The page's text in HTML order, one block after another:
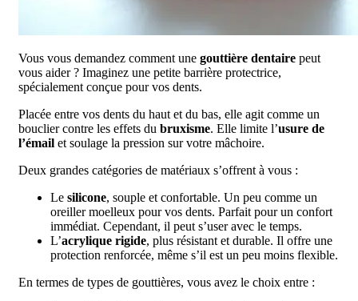
Vous vous demandez comment une gouttière dentaire peut
vous aider ? Imaginez une petite barrière protectrice,
spécialement conçue pour vos dents.
Placée entre vos dents du haut et du bas, elle agit comme un
bouclier contre les effets du bruxisme. Elle limite l’usure de
l’émail et soulage la pression sur votre mâchoire.
Deux grandes catégories de matériaux s’offrent à vous :
Le silicone, souple et confortable. Un peu comme un
oreiller moelleux pour vos dents. Parfait pour un confort
immédiat. Cependant, il peut s’user avec le temps.
L’acrylique rigide, plus résistant et durable. Il offre une
protection renforcée, même s’il est un peu moins flexible.
En termes de types de gouttières, vous avez le choix entre :